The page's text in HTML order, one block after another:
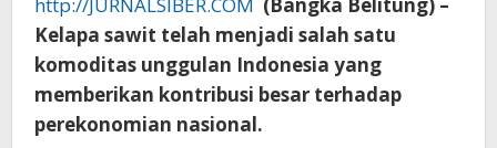
http://JURNALSIBER.COM (Bangka Belitung) –
Kelapa sawit telah menjadi salah satu
komoditas unggulan Indonesia yang
memberikan kontribusi besar terhadap
perekonomian nasional.